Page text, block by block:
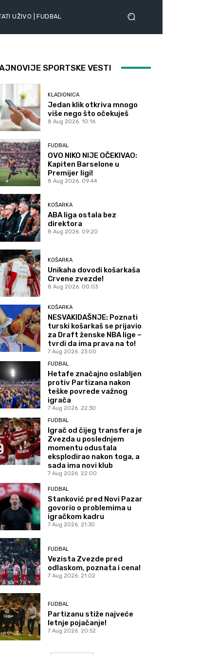
UŽIVO | FUDBAL
SPORTSKE VESTI
KLADIONICA
Jedan klik otkriva mnogo
više nego što očekuješ
8 Aug 2026. 10:16
FUDBAL
OVO NIKO NIJE OČEKIVAO:
Kapiten Barselone u
Premijer ligi!
8 Aug 2026. 09:44
KOŠARKA
ABA liga ostala bez
direktora
8 Aug 2026. 09:20
KOŠARKA
Unikaha dovodi košarkaša
Crvene zvezde!
8 Aug 2026. 00:03
KOŠARKA
NESVAKIDAŠNJE: Poznati
turski košarkaš se prijavio
za Draft ženske NBA lige –
tvrdi da ima prava na to!
7 Aug 2026. 23:00
FUDBAL
Hetafe značajno oslabljen
protiv Partizana nakon
teške povrede važnog
igrača
7 Aug 2026. 22:30
FUDBAL
Igrač od čijeg transfera je
Zvezda u poslednjem
momentu odustala
eksplodirao nakon toga, a
sada ima novi klub
7 Aug 2026. 22:00
FUDBAL
Stanković pred Novi Pazar
govorio o problemima u
igračkom kadru
7 Aug 2026. 21:30
FUDBAL
Vezista Zvezde pred
odlaskom, poznata i cena!
7 Aug 2026. 21:02
FUDBAL
Partizanu stiže najveće
letnje pojačanje!
7 Aug 2026. 20:52